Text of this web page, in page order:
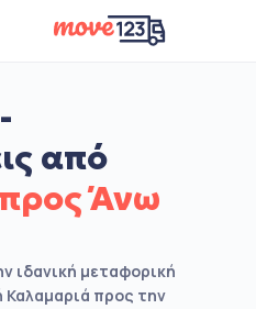
από
Άνω
ιδανική μεταφορική
Καλαμαριά προς την